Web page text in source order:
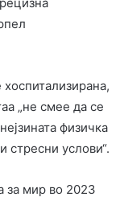
„не смее да се
физичка
услови“.
за мир во 2023